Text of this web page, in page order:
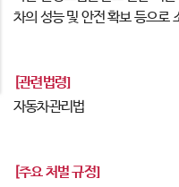
차의 성능 및 안전 확보 등으로
[관련법령]
자동차관리법
[주요 처벌 규정]